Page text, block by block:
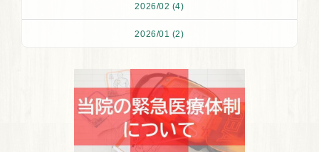
2026/02 (4)
2026/01 (2)